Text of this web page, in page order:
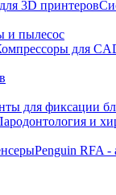
3D принтеров
и пылесос
для
для фиксации
и
Penguin RFA -